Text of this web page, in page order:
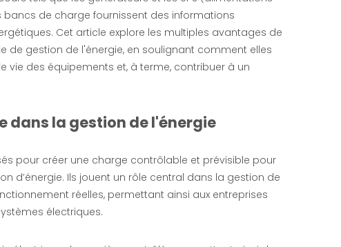
bancs de charge fournissent des informations
Cet article explore les multiples avantages de
gestion de l'énergie, en soulignant comment elles
vie des équipements et, à terme, contribuer à un
dans la gestion de l'énergie
pour créer une charge contrôlable et prévisible pour
d’énergie. Ils jouent un rôle central dans la gestion de
réelles, permettant ainsi aux entreprises
électriques.